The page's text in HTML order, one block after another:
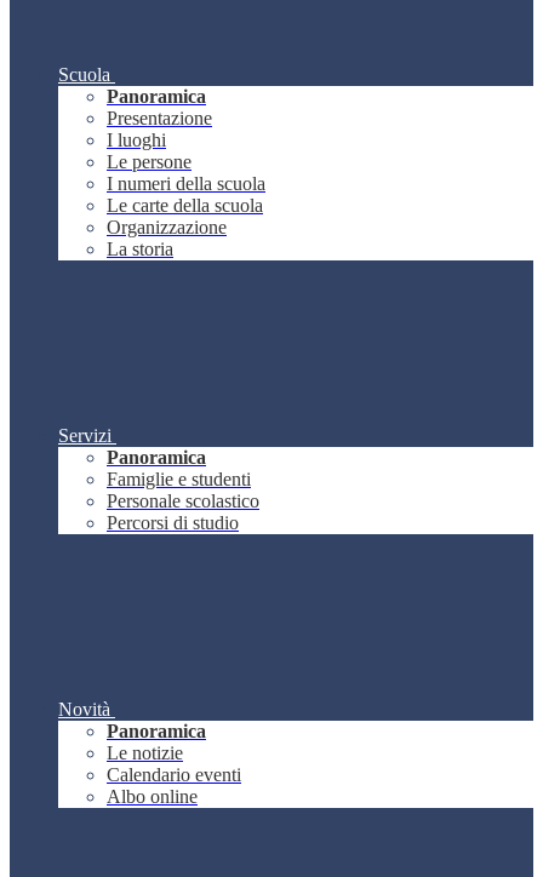
Scuola
Panoramica
Presentazione
I luoghi
Le persone
I numeri della scuola
Le carte della scuola
Organizzazione
La storia
Servizi
Panoramica
Famiglie e studenti
Personale scolastico
Percorsi di studio
Novità
Panoramica
Le notizie
Calendario eventi
Albo online